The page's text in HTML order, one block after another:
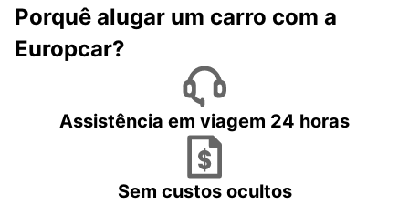
Porquê alugar um carro com a
Europcar?
Assistência em viagem 24 horas
Sem custos ocultos